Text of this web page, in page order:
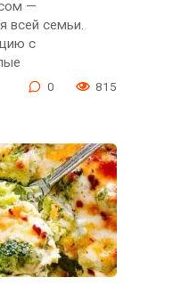
—
всей семьи.
с
0 815